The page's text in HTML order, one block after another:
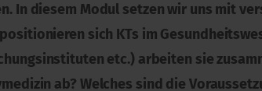
diesem Modul setzen wir uns mit
sich KTs im
etc.) arbeiten sie
ab? Welches sind die